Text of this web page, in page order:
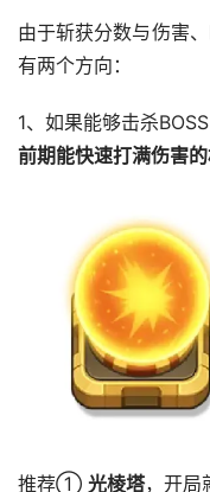
由于斩获分数与伤害
有两个方向：
1、如果能够击杀
前期能快速打满伤害
推荐① 光棱塔，开局